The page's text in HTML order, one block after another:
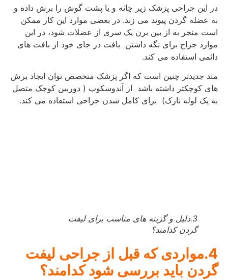
در این جراحی پزشک زیر چانه و یا پشت گوش را برش داده و
به عضله گردن پیوند می زند. در بعضی موارد این کار ممکن
است منجر به از بین برن یک سری از عضلات شود، در این
موارد جراح برای نگه داشتن بافت در جای خود از بافت های
دائمی استفاده می کند.
متد جدیدتر چنین است که اگر پزشک متخصص توان ایجاد برش
های کوچکتر داشته باشد از آندوسکوپ ( دوربین کوچک متصل
به یک لوله نازک) برای کامل شدن جراحی استفاده می کند.
3.دلیل و گزینه های مناسب برای لیفت
گردن کدامند؟
4.مواردی که قبل از جراحی لیفت
گردن باید بررسی شود کدامند؟